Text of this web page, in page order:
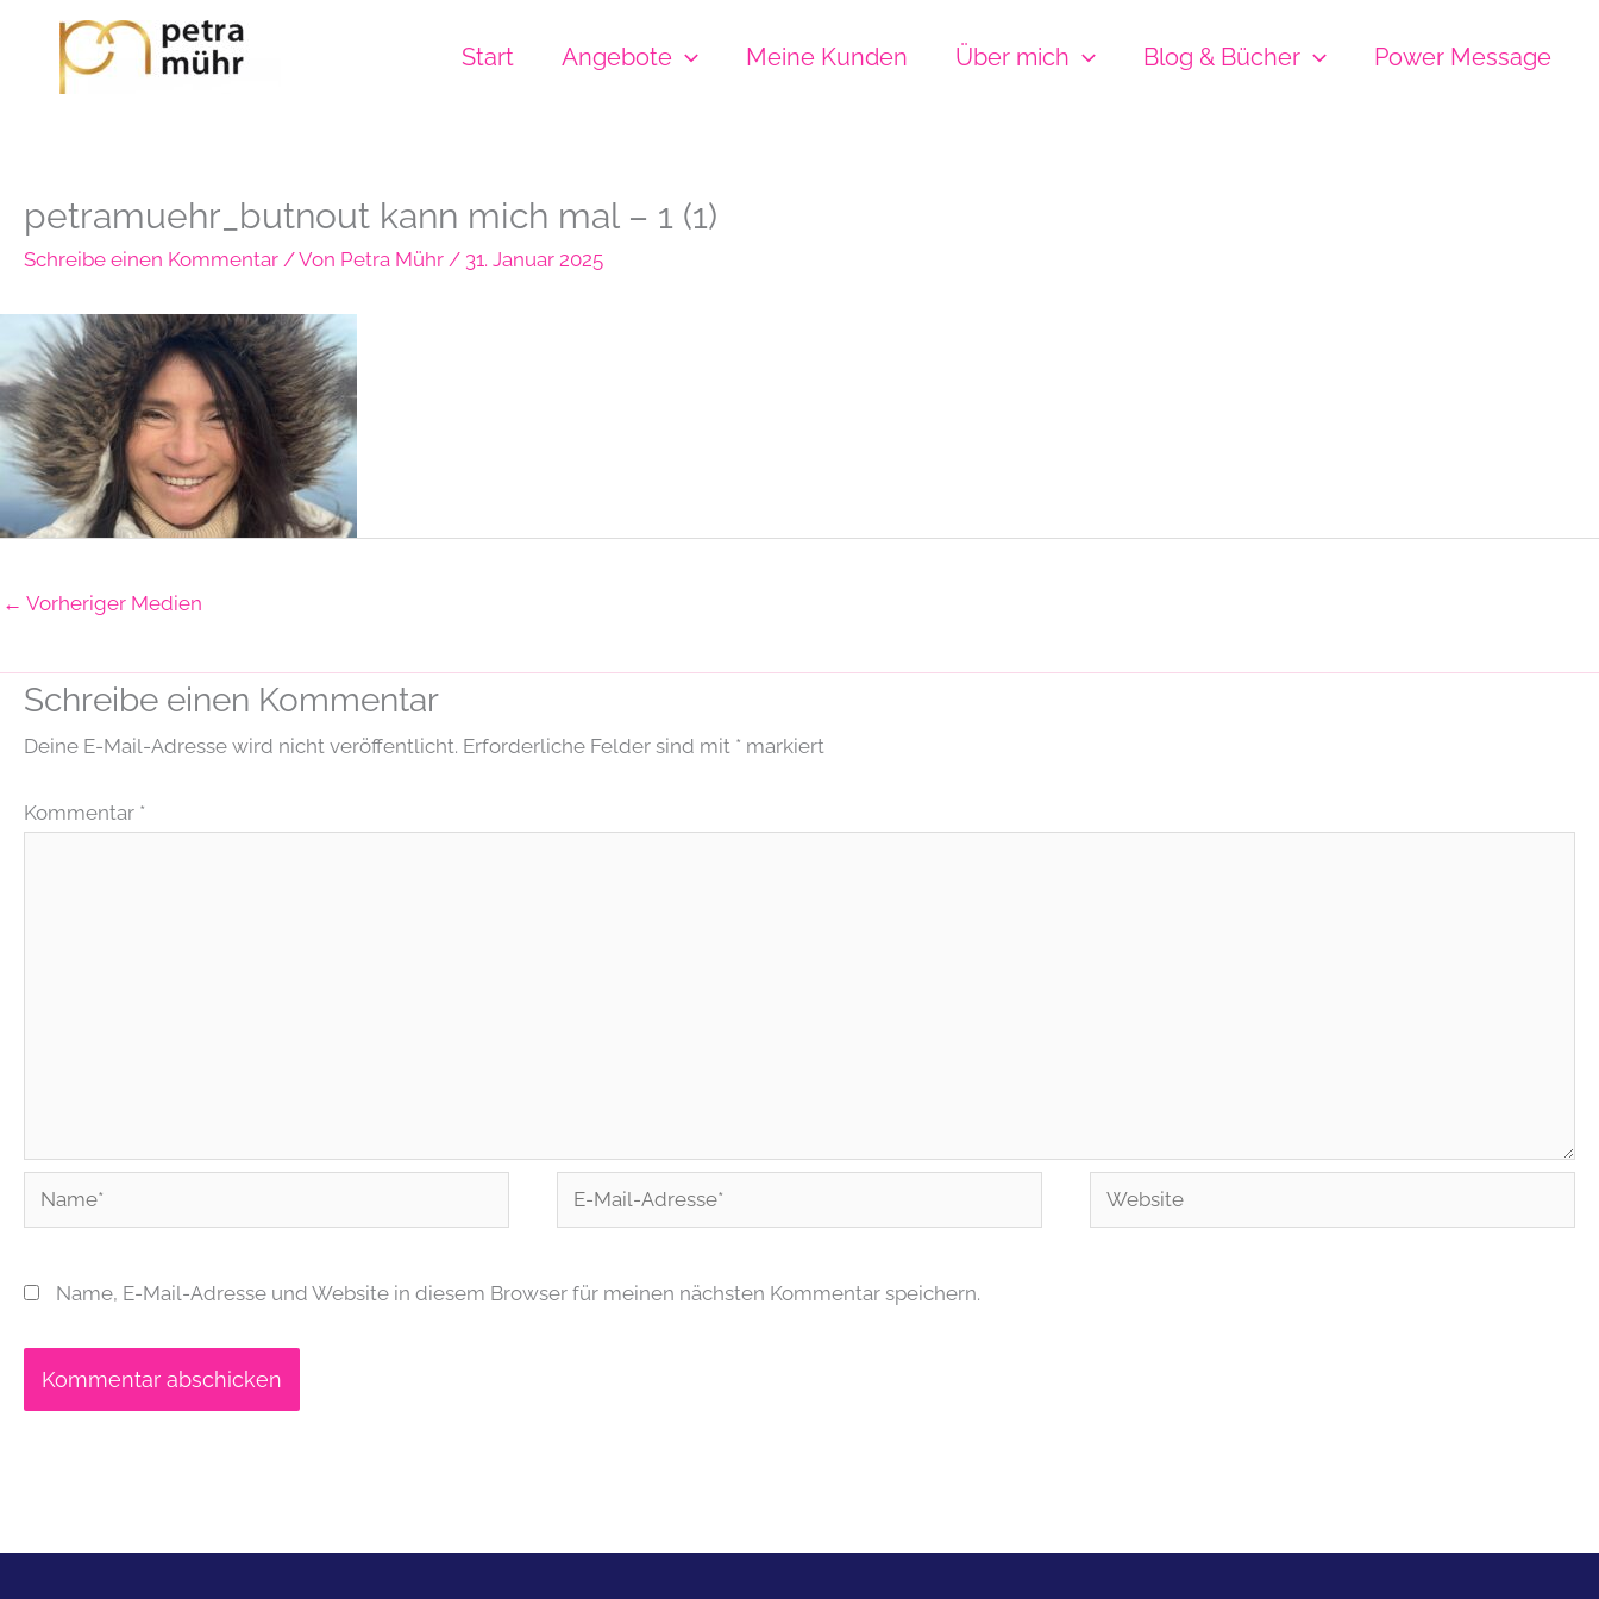
springen
Start Angebote Meine Kunden Über mich Blog & Bücher Power Message
petramuehr_butnout kann mich mal – 1 (1)
Schreibe einen Kommentar / Von Petra Mühr / 31. Januar 2025
← Vorheriger Medien
Schreibe einen Kommentar
Deine E-Mail-Adresse wird nicht veröffentlicht. Erforderliche Felder sind mit * markiert
Kommentar *
Name*
E-
Mail-
Website
Name, E-Mail-Adresse und Website in diesem Browser für meinen nächsten Kommentar speichern.